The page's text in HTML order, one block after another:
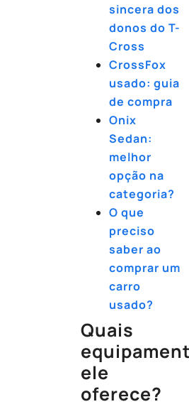
sincera dos
donos do T-
Cross
CrossFox
usado: guia
de compra
Onix
Sedan:
melhor
opção na
categoria?
O que
preciso
saber ao
comprar um
carro
usado?
Quais
ele
oferece?